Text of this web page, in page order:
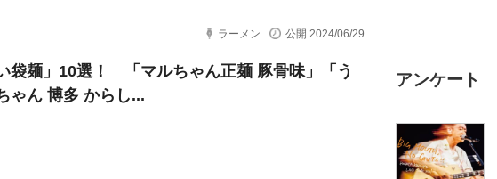
ラーメン 公開 2024/06/29
袋麺」10選！ 「マルちゃん正麺 豚骨味」「う
ゃん 博多 からし...
アンケート